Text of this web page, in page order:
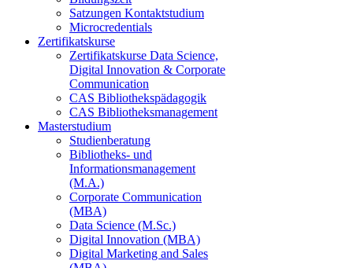
Satzungen Kontaktstudium
Microcredentials
Zertifikatskurse
Zertifikatskurse Data Science,
Digital Innovation & Corporate
Communication
CAS Bibliothekspädagogik
CAS Bibliotheksmanagement
Masterstudium
Studienberatung
Bibliotheks- und
Informationsmanagement
(M.A.)
Corporate Communication
(MBA)
Data Science (M.Sc.)
Digital Innovation (MBA)
Digital Marketing and Sales